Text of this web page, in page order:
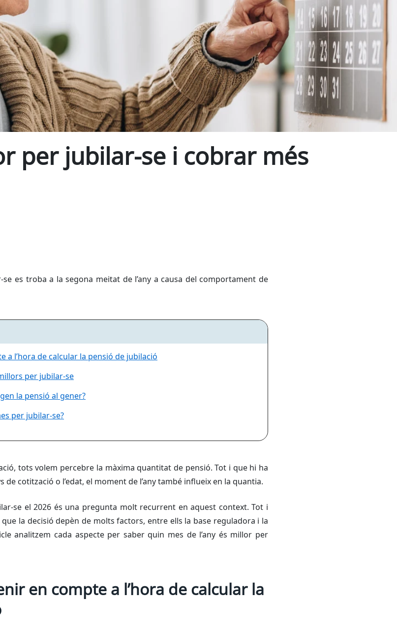
per jubilar-se i cobrar més
es troba a la segona meitat de l’any a causa del comportament de
a l’hora de calcular la pensió de jubilació
per jubilar-se
la pensió al gener?
per jubilar-se?
tots volem percebre la màxima quantitat de pensió. Tot i que hi ha
cotització o l’edat, el moment de l’any també influeix en la quantia.
se el 2026 és una pregunta molt recurrent en aquest context. Tot i
la decisió depèn de molts factors, entre ells la base reguladora i la
analitzem cada aspecte per saber quin mes de l’any és millor per
en compte a l’hora de calcular la